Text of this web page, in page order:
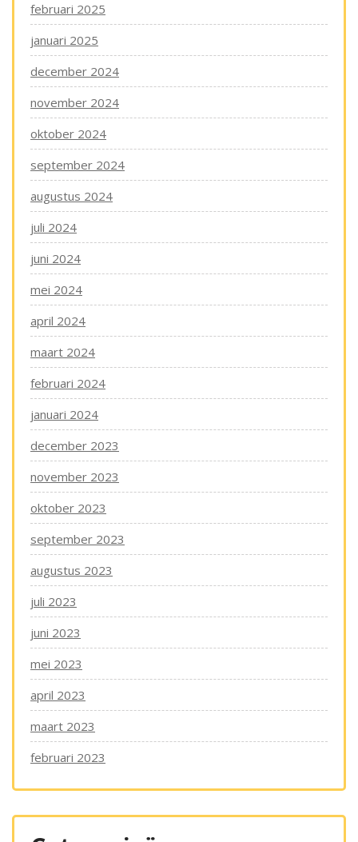
februari 2025
januari 2025
december 2024
november 2024
oktober 2024
september 2024
augustus 2024
juli 2024
juni 2024
mei 2024
april 2024
maart 2024
februari 2024
januari 2024
december 2023
november 2023
oktober 2023
september 2023
augustus 2023
juli 2023
juni 2023
mei 2023
april 2023
maart 2023
februari 2023